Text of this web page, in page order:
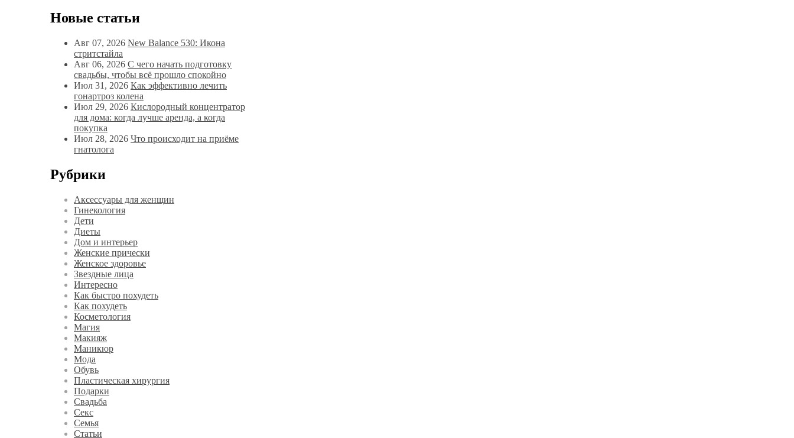
Новые статьи
Авг 07, 2026 New Balance 530: Икона
стритстайла
Авг 06, 2026 С чего начать подготовку
свадьбы, чтобы всё прошло спокойно
Июл 31, 2026 Как эффективно лечить
гонартроз колена
Июл 29, 2026 Кислородный концентратор
для дома: когда лучше аренда, а когда
покупка
Июл 28, 2026 Что происходит на приёме
гнатолога
Рубрики
Аксессуары для женщин
Гинекология
Дети
Диеты
Дом и интерьер
Женские прически
Женское здоровье
Звездные лица
Интересно
Как быстро похудеть
Как похудеть
Косметология
Магия
Макияж
Маникюр
Мода
Обувь
Пластическая хирургия
Подарки
Свадьба
Секс
Семья
Статьи